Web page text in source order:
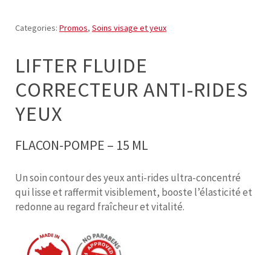
Categories: Promos, Soins visage et yeux
LIFTER FLUIDE
CORRECTEUR ANTI-RIDES
YEUX
FLACON-POMPE – 15 ML
Un soin contour des yeux anti-rides ultra-concentré
qui lisse et raffermit visiblement, booste l’élasticité et
redonne au regard fraîcheur et vitalité.